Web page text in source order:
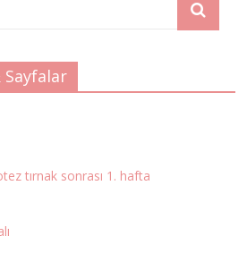
Sayfalar
tırnak sonrası 1. hafta